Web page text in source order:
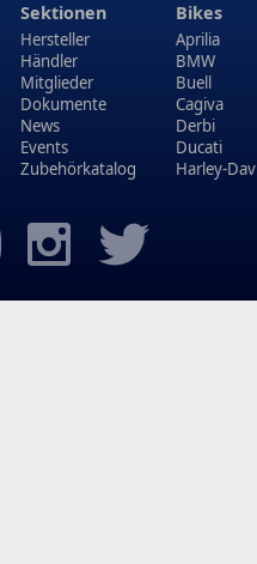
Sektionen
Hersteller
Händler
Mitglieder
Dokumente
News
Events
Zubehörkatalog
Bikes
Aprilia
BMW
Buell
Cagiva
Derbi
Ducati
Harley-